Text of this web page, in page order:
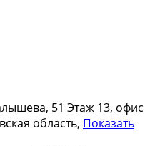
51 Этаж 13, офис
область, Показать